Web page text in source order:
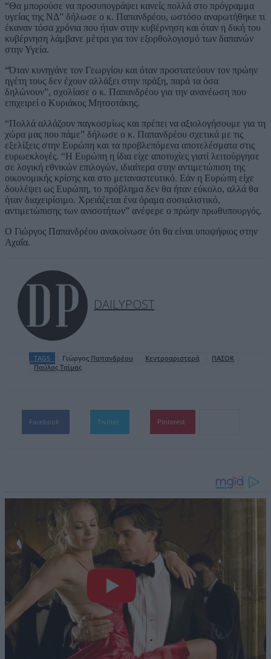
“Θα μπορούσε να προσυπογράψει κανείς πολλά στο πρόγραμμα
υγείας της ΝΔ” δήλωσε ο κ. Παπανδρέου, ωστόσο αναρωτήθηκε τι
έκαναν τόσα χρόνια που ήταν στην κυβέρνηση και όταν η δική του
κυβέρνηση λάμβανε μέτρα για τον εξορθολογισμό των δαπανών
στην Υγεία.
“Όταν κυνηγάνε τον Γεωργίου και όταν προστατεύουν τον πρώην
ηγέτη τους δεν έχουν αλλάξει στην πράξη, παρά τα όσα
δηλώνουν”, σχολίασε ο κ. Παπανδρέου για την ανανέωση που
επιχειρεί ο Κυριάκος Μητσοτάκης.
“Πολλά αλλάζουν παγκοσμίως και πρέπει να αξιολογήσουμε για τη
χώρα μας που πάμε” δήλωσε ο κ. Παπανδρέου σχετικά με τις
εξελίξεις στην Ευρώπη και τα προβλεπόμενα αποτελέσματα στις
ευρωεκλογές. “Η Ευρώπη η ίδια είχε αποτυχίες γιατί λειτούργησε
σε λογική εθνικών επιλογών, ιδιαίτερα στην αντιμετώπιση της
οικονομικής κρίσης και στο μεταναστευτικό. Εάν η Ευρώπη είχε
δουλέψει ως Ευρώπη, το πρόβλημα δεν θα ήταν εύκολο, αλλά θα
ήταν διαχειρίσιμο. Χρειάζεται ένα όραμα σοσιαλιστικό,
αντιμετώπισης των ανισοτήτων” ανέφερε ο πρώην πρωθυπουργός.
Ο Γιώργος Παπανδρέου ανακοίνωσε ότι θα είναι υποψήφιος στην
Αχαΐα.
DAILYPOST
TAGS Γιώργος Παπανδρέου Κεντροαριστερά
ΠΑΣΟΚ
Παύλος Τσίμας
Facebook Twitter Pinterest